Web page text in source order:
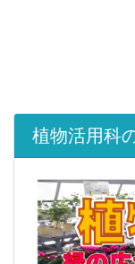
植物活用科